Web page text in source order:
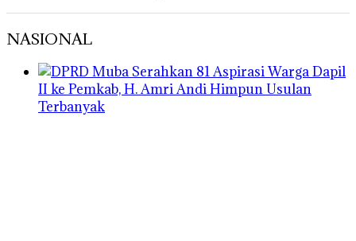
NASIONAL